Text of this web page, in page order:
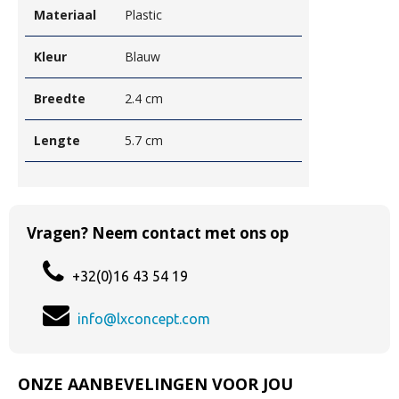
Materiaal Plastic
Kleur Blauw
Breedte 2.4 cm
Lengte 5.7 cm
Vragen? Neem contact met ons op
+32(0)16 43 54 19
info@lxconcept.com
ONZE AANBEVELINGEN VOOR JOU